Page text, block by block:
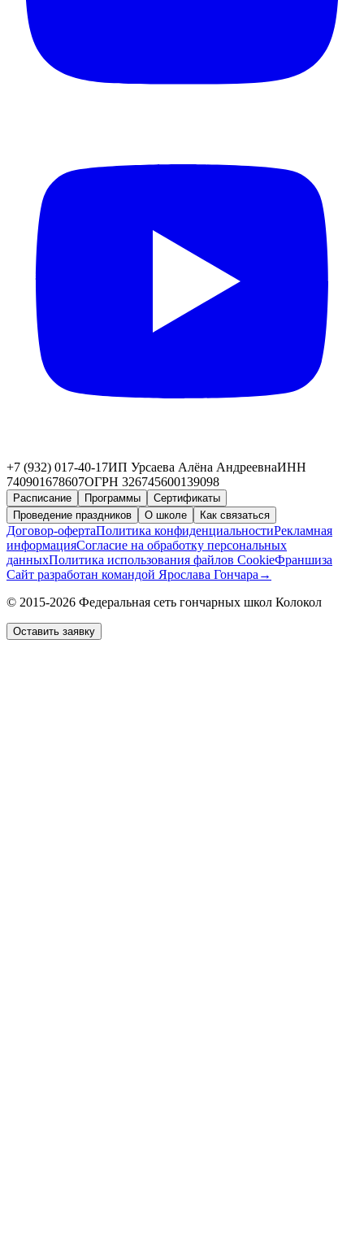
+7 (932) 017-40-17ИП Урсаева Алёна АндреевнаИНН
740901678607ОГРН 326745600139098
Расписание Программы
Сертификаты
Проведение праздников
О школе Как связаться
Договор-офертаПолитика конфиденциальностиРекламная
информацияСогласие на обработку персональных
данныхПолитика использования файлов CookieФраншиза
Сайт разработан командой Ярослава Гончара →
© 2015-2026 Федеральная сеть гончарных школ Колокол
Оставить заявку